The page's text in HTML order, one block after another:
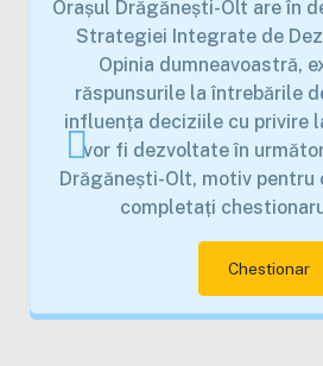
Orașul Drăgănești-Olt are în
Strategiei Integrate de
Opinia dumneavoastră,
răspunsurile la întrebările
influența deciziile cu privire
vor fi dezvoltate în
Drăgănești-Olt, motiv pentru
completați
Chestionar